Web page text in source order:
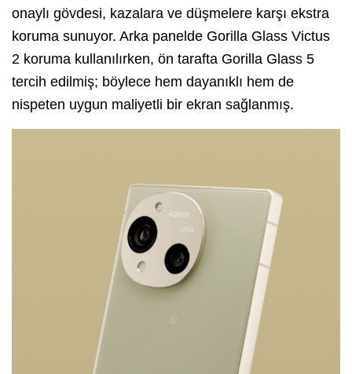
onaylı gövdesi, kazalara ve düşmelere karşı ekstra
koruma sunuyor. Arka panelde Gorilla Glass Victus
2 koruma kullanılırken, ön tarafta Gorilla Glass 5
tercih edilmiş; böylece hem dayanıklı hem de
nispeten uygun maliyetli bir ekran sağlanmış.